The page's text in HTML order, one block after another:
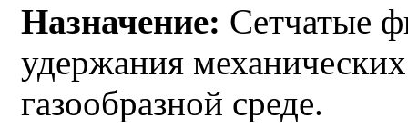
Назначение: Сетчатые
удержания
газообразной среде.